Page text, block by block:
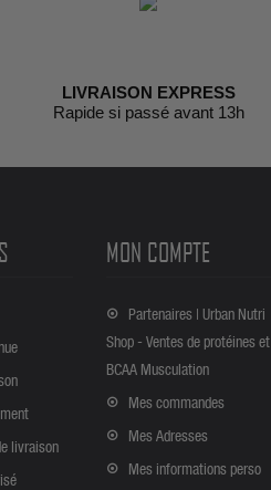
LIVRAISON EXPRESS
Rapide si passé avant 13h
livraison
MON COMPTE
Partenaires | Urban Nutri
Shop - Ventes de protéines et
BCAA Musculation
Mes commandes
Mes Adresses
Mes informations perso